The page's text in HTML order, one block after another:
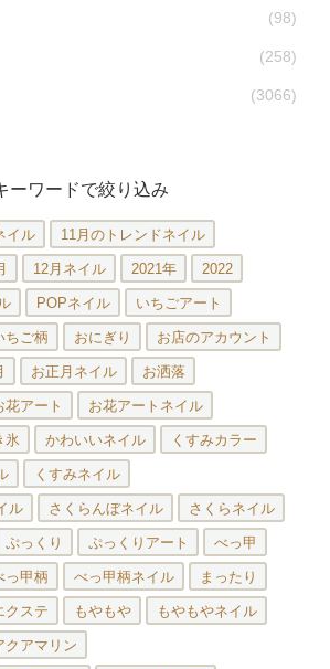
(98)
(258)
(3066)
ーワードで絞り込み
イル 11月のトレンドネイル
12月ネイル 2021年 2022
POPネイル いちごアート
ちご柄 おにぎり お店のアカウント
お正月ネイル お洒落
花アート お花アートネイル
氷 かわいいネイル くすみカラー
くすみネイル
ル さくらんぼネイル さくらネイル
ぷっくり ぷっくりアート べっ甲
っ甲柄 べっ甲柄ネイル まったり
クステ もやもや もやもやネイル
クアマリン